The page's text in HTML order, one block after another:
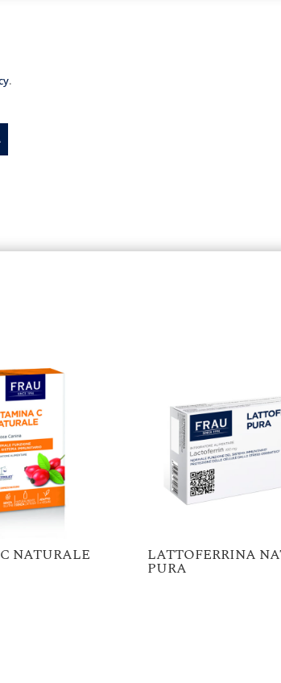
.
NATURALE LATTOFERRINA
PURA